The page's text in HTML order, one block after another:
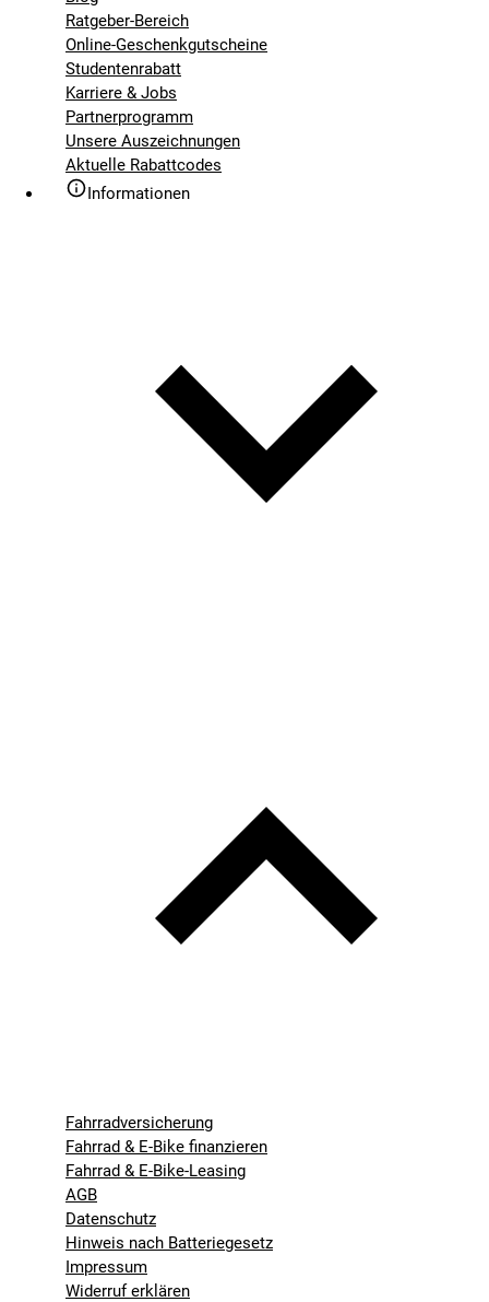
Ratgeber-Bereich
Online-Geschenkgutscheine
Studentenrabatt
Karriere & Jobs
Partnerprogramm
Unsere Auszeichnungen
Aktuelle Rabattcodes
Informationen
Fahrradversicherung
Fahrrad & E-Bike finanzieren
Fahrrad & E-Bike-Leasing
AGB
Datenschutz
Hinweis nach Batteriegesetz
Impressum
Widerruf erklären